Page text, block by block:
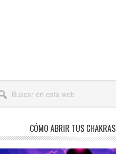
CÓMO ABRIR TUS CHAKRAS